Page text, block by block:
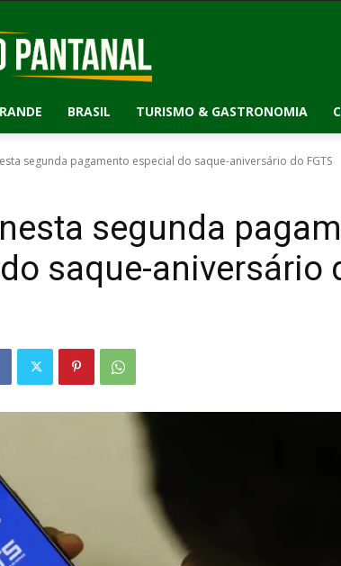
BRASIL TURISMO & GASTRONOMIA
segunda pagamento especial do saque-aniversário do FGTS
segunda
saque-aniversário